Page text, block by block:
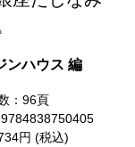
ンハウス 編
：96頁
円 (税込)